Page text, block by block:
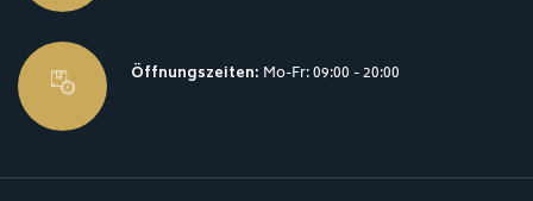
Öffnungszeiten: Mo-Fr: 09:00 - 20:00